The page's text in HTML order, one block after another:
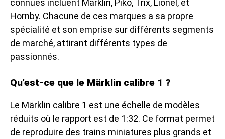
connues incluent Märklin, Piko, Trix, Lionel, et
Hornby. Chacune de ces marques a sa propre
spécialité et son emprise sur différents segments
de marché, attirant différents types de
passionnés.
Qu’est-ce que le Märklin calibre 1 ?
Le Märklin calibre 1 est une échelle de modèles
réduits où le rapport est de 1:32. Ce format permet
de reproduire des trains miniatures plus grands et